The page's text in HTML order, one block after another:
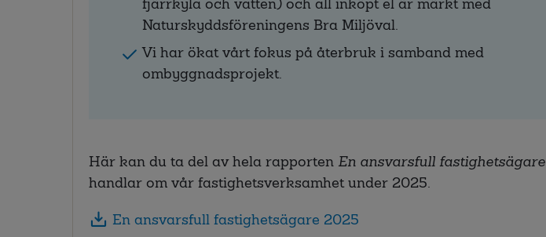
Naturskyddsföreningens Bra Miljöval.
Vi har ökat vårt fokus på återbruk i samband med
ombyggnadsprojekt.
Här kan du ta del av hela rapporten En ansvarsfull fastighetsägare
handlar om vår fastighetsverksamhet under 2025.
En ansvarsfull fastighetsägare 2025